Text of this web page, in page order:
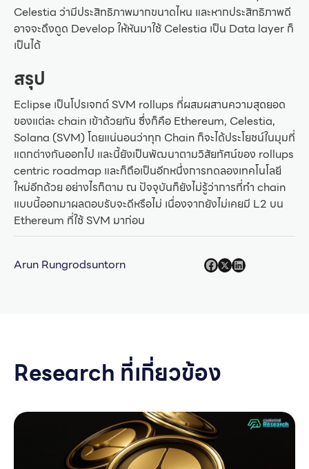
Celestia ว่ามีประสิทธิภาพมากขนาดไหน และหากประสิทธิภาพดี
อาจจะดึงดูด Develop ให้หันมาใช้ Celestia เป็น Data layer ก็
เป็นได้
สรุป
Eclipse เป็นโปรเจกต์ SVM rollups ที่ผสมผสานความสุดยอด
ของแต่ละ chain เข้าด้วยกัน ซึ่งก็คือ Ethereum, Celestia,
Solana (SVM) โดยแน่นอนว่าทุก Chain ก็จะได้ประโยชน์ในมุมที่
แตกต่างกันออกไป และนี้ยังเป็นพัฒนาตามวิสัยทัศน์ของ rollups
centric roadmap และก็ถือเป็นอีกหนึ่งการทดลองเทคโนโลยี
ใหม่อีกด้วย อย่างไรก็ตาม ณ ปัจจุบันก็ยังไม่รู้ว่าการที่ทำ chain
แบบนี้ออกมาผลตอบรับจะดีหรือไม่ เนื่องจากยังไม่เคยมี L2 บน
Ethereum ที่ใช้ SVM มาก่อน
Arun Rungrodsuntorn
Research ที่เกี่ยวข้อง